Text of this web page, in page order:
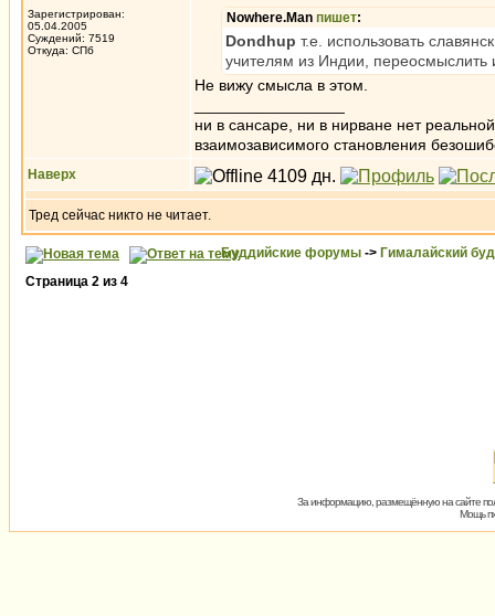
Зарегистрирован:
05.04.2005
Суждений: 7519
Откуда: СПб
Nowhere.Man пишет:
Dondhup т.е. использовать
учителям из Индии,
Не вижу смысла в этом.
ни в сансаре, ни в нирване нет
взаимозависимого становления
Наверх
Тред сейчас никто не читает.
Буддийские форумы -> Гималайский
Страница 2 из 4
За информацию, размещённую на сайте
Мощь